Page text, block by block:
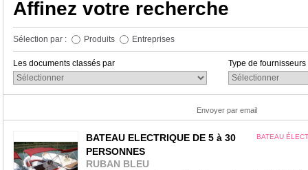
Affinez votre recherche
Sélection par : Produits Entreprises
Les documents classés par Type de fournisseurs
Envoyer par email
BATEAU
BATEAU ELECTRIQUE DE 5 à 30
PERSONNES
RUBAN BLEU